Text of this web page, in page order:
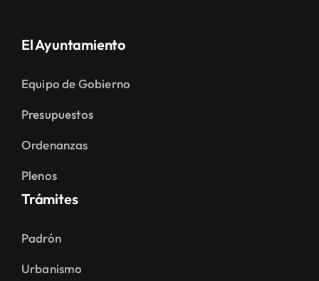
El Ayuntamiento
Equipo de Gobierno
Presupuestos
Ordenanzas
Plenos
Trámites
Padrón
Urbanismo